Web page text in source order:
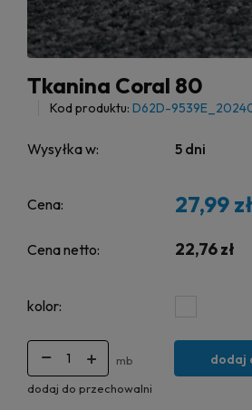
Tkanina Coral 80
Kod produktu: D62D-
Wysyłka w: 5 dni
Cena: 27,99 zł
Cena netto: 22,76 zł
kolor:
mb dodaj
dodaj do przechowalni